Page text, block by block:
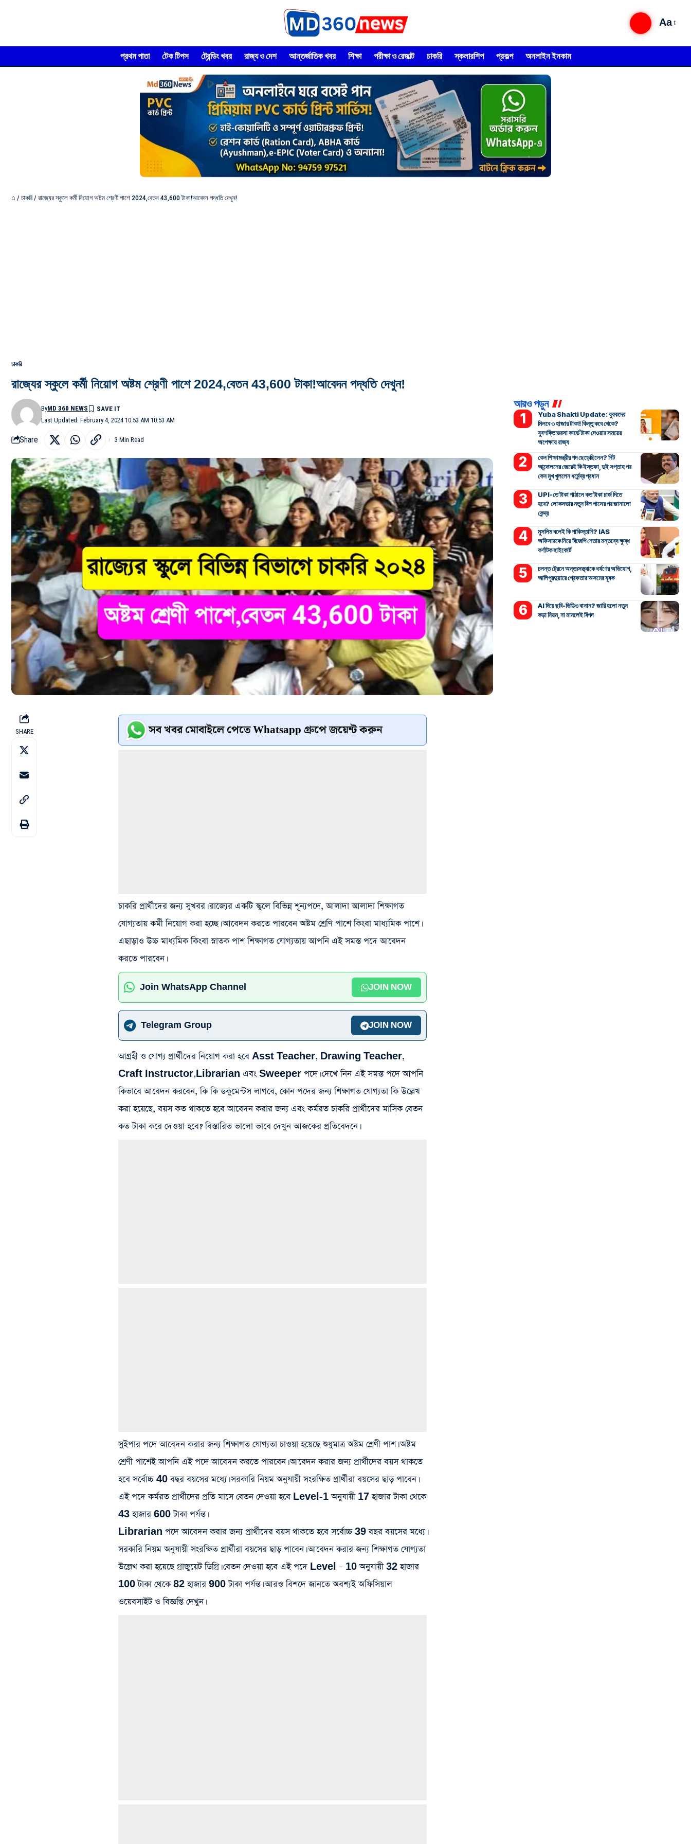
Aa
প্রথম পাতা টেক টিপস ট্রেন্ডিং খবর রাজ্য ও দেশ আন্তর্জাতিক খবর শিক্ষা পরীক্ষা ও রেজাল্ট চাকরি স্কলারশিপ প্রকল্প অনলাইন ইনকাম
⌂ / চাকরি / রাজ্যের স্কুলে কর্মী নিয়োগ অষ্টম শ্রেণী পাশে 2024,বেতন 43,600 টাকা!আবেদন পদ্ধতি দেখুন!
চাকরি
রাজ্যের স্কুলে কর্মী নিয়োগ অষ্টম শ্রেণী পাশে 2024,বেতন 43,600 টাকা!আবেদন পদ্ধতি দেখুন!
Last Updated: February 4, 2024 10:53 AM 10:53 AM
ByMD 360 NEWS
Share 3 Min Read
SHARE সব খবর মোবাইলে পেতে Whatsapp গ্রুপে জয়েন্ট করুন
চাকরি প্রার্থীদের জন্য সুখবর। রাজ্যের একটি স্কুলে বিভিন্ন শূন্যপদে, আলাদা আলাদা শিক্ষাগত
যোগ্যতায় কর্মী নিয়োগ করা হচ্ছে। আবেদন করতে পারবেন অষ্টম শ্রেণি পাশে কিংবা মাধ্যমিক পাশে।
এছাড়াও উচ্চ মাধ্যমিক কিংবা স্নাতক পাশ শিক্ষাগত যোগ্যতায় আপনি এই সমস্ত পদে আবেদন
করতে পারবেন।
Join WhatsApp Channel JOIN NOW
Telegram Group JOIN NOW
আগ্রহী ও যোগ্য প্রার্থীদের নিয়োগ করা হবে Asst Teacher, Drawing Teacher,
Craft Instructor,Librarian এবং Sweeper পদে। দেখে নিন এই সমস্ত পদে আপনি
কিভাবে আবেদন করবেন, কি কি ডকুমেন্টস লাগবে, কোন পদের জন্য শিক্ষাগত যোগ্যতা কি উল্লেখ
করা হয়েছে, বয়স কত থাকতে হবে আবেদন করার জন্য এবং কর্মরত চাকরি প্রার্থীদের মাসিক বেতন
কত টাকা করে দেওয়া হবে? বিস্তারিত ভালো ভাবে দেখুন আজকের প্রতিবেদনে।
সুইপার পদে আবেদন করার জন্য শিক্ষাগত যোগ্যতা চাওয়া হয়েছে শুধুমাত্র অষ্টম শ্রেণী পাশ। অষ্টম
শ্রেণী পাশেই আপনি এই পদে আবেদন করতে পারবেন। আবেদন করার জন্য প্রার্থীদের বয়স থাকতে
হবে সর্বোচ্চ 40 বছর বয়সের মধ্যে। সরকারি নিয়ম অনুযায়ী সংরক্ষিত প্রার্থীরা বয়সের ছাড় পাবেন।
এই পদে কর্মরত প্রার্থীদের প্রতি মাসে বেতন দেওয়া হবে Level-1 অনুযায়ী 17 হাজার টাকা থেকে
43 হাজার 600 টাকা পর্যন্ত।
Librarian পদে আবেদন করার জন্য প্রার্থীদের বয়স থাকতে হবে সর্বোচ্চ 39 বছর বয়সের মধ্যে।
সরকারি নিয়ম অনুযায়ী সংরক্ষিত প্রার্থীরা বয়সের ছাড় পাবেন। আবেদন করার জন্য শিক্ষাগত যোগ্যতা
উল্লেখ করা হয়েছে গ্রাজুয়েট ডিগ্রি। বেতন দেওয়া হবে এই পদে Level – 10 অনুযায়ী 32 হাজার
100 টাকা থেকে 82 হাজার 900 টাকা পর্যন্ত। আরও বিশদে জানতে অবশ্যই অফিসিয়াল
ওয়েবসাইট ও বিজ্ঞপ্তি দেখুন।
আরও পড়ুন
Yuba Shakti Update: যুবকদের
মিলবে ৩ হাজার টাকা! কিন্তু কবে থেকে?
যুবশক্তি ভরসা কার্ডে টাকা দেওয়ার সময়ের
অপেক্ষায় রাজ্য
কেন শিক্ষামন্ত্রীর পদ ছেড়েছিলেন? নিট
আন্দোলনের জেরেই কি ইস্তফা, দুই সপ্তাহ পর
কেন মুখ খুললেন ধর্মেন্দ্র প্রধান
UPI-তে টাকা পাঠালে কত টাকা চার্জ দিতে
হবে? লোকসভার নতুন বিল পাসের পর জানালো
কেন্দ্র
মুসলিম বলেই কি পাকিস্তানি? IAS
অফিসারকে নিয়ে বিজেপি নেতার মন্তব্যে ক্ষুব্ধ
কর্ণাটক হাইকোর্ট
চলন্ত ট্রেনে অন্তঃসত্ত্বাকে ধর্ষণের অভিযোগ,
আলিপুরদুয়ারে গ্রেফতার অসমের যুবক
AI দিয়ে ছবি-ভিডিও বানান? জারি হলো নতুন
কড়া নিয়ম, না মানলেই বিপদ